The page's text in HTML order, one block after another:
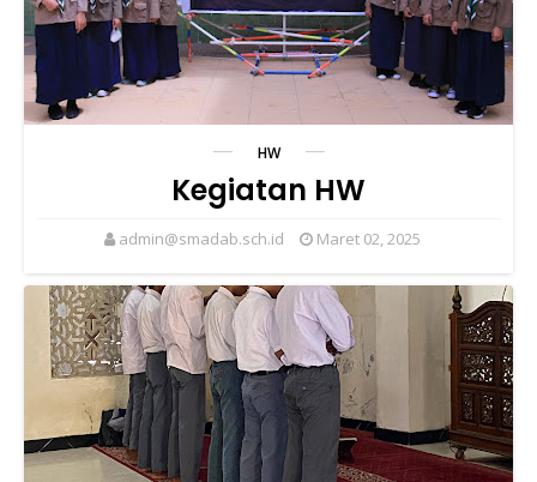
HW
Kegiatan HW
admin@smadab.sch.id Maret 02, 2025